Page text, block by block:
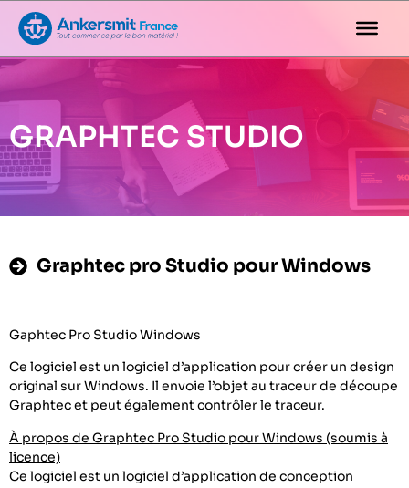
GRAPHTEC STUDIO
Graphtec pro Studio pour Windows
Gaphtec Pro Studio Windows
Ce logiciel est un logiciel d’application pour créer un design
original sur Windows. Il envoie l’objet au traceur de découpe
Graphtec et peut également contrôler le traceur.
À propos de Graphtec Pro Studio pour Windows (soumis à
licence)
Ce logiciel est un logiciel d’application de conception